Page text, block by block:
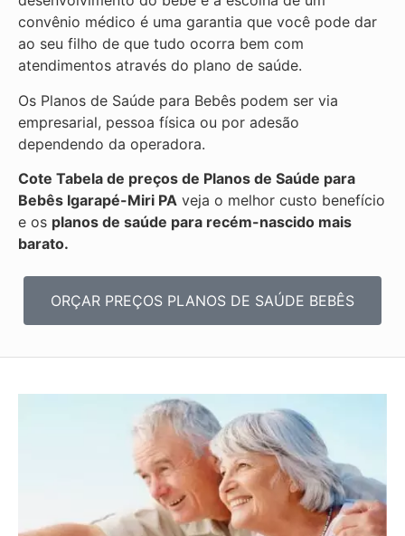
convênio médico é uma garantia que você pode dar
ao seu filho de que tudo ocorra bem com
atendimentos através do plano de saúde.
Os Planos de Saúde para Bebês podem ser via
empresarial, pessoa física ou por adesão
dependendo da operadora.
Cote Tabela de preços de Planos de Saúde para
Bebês Igarapé-Miri PA veja o melhor custo benefício
e os planos de saúde para recém-nascido mais
barato.
ORÇAR PREÇOS PLANOS DE SAÚDE BEBÊS